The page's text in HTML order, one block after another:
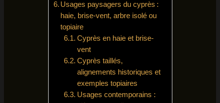
Usages paysagers du cyprès :
haie, brise-vent, arbre isolé ou
topiaire
Cyprès en haie et brise-
vent
Cyprès taillés,
alignements historiques et
exemples topiaires
Usages contemporains :